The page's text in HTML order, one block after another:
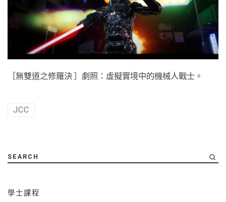
［無雙道之修羅決 ］劇照：虛擬實境中的機械人戰士。
JCC
SEARCH
學士課程